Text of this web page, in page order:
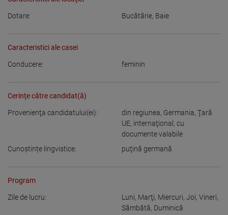
Dotare: Bucătărie, Baie
Caracteristici ale casei
Conducere: feminin
Cerinţe către candidat(ă)
Provenienţa candidatului(ei): din regiunea, Germania, Ţară
UE, internaţional, cu
documente valabile
Cunoștințe lingvistice:
puţină germană
Program
Zile de lucru: Luni, Marţi, Miercuri, Joi, Vineri,
Sâmbătă, Duminică